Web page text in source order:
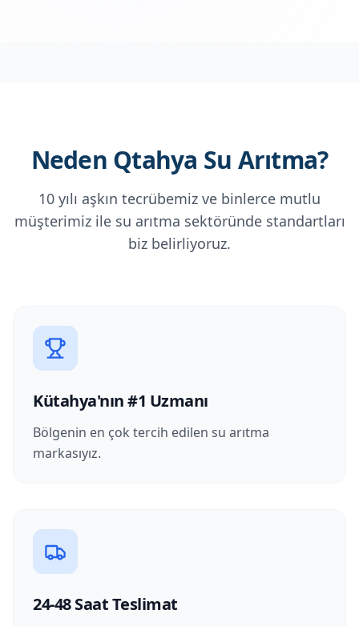
Neden Qtahya Su Arıtma?
10 yılı aşkın tecrübemiz ve binlerce mutlu
müşterimiz ile su arıtma sektöründe standartları
biz belirliyoruz.
Kütahya'nın #1 Uzmanı
Bölgenin en çok tercih edilen su arıtma
markasıyız.
24-48 Saat Teslimat